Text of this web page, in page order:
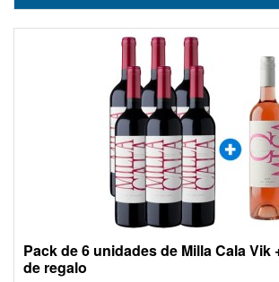
Pack de 6 unidades de Milla Cala Vik
de regalo